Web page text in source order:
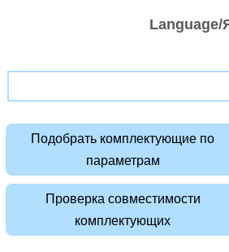
Language/
Подобрать комплектующие по
параметрам
Проверка совместимости
комплектующих